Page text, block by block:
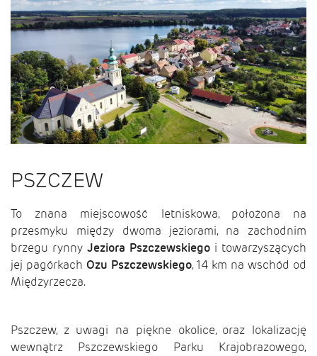
PSZCZEW
To znana miejscowość letniskowa, położona na
przesmyku między dwoma jeziorami, na zachodnim
brzegu rynny Jeziora Pszczewskiego i towarzyszących
jej pagórkach Ozu Pszczewskiego, 14 km na wschód od
Międzyrzecza.
Pszczew, z uwagi na piękne okolice, oraz lokalizację
wewnątrz Pszczewskiego Parku Krajobrazowego,